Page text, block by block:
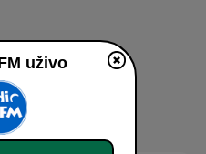
uživo